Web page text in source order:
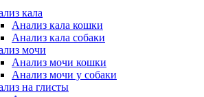
кала
Анализ кала кошки
Анализ кала собаки
мочи
Анализ мочи кошки
Анализ мочи у собаки
на глисты